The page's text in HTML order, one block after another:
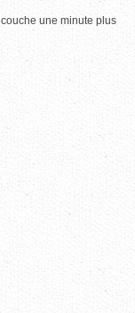
une minute plus